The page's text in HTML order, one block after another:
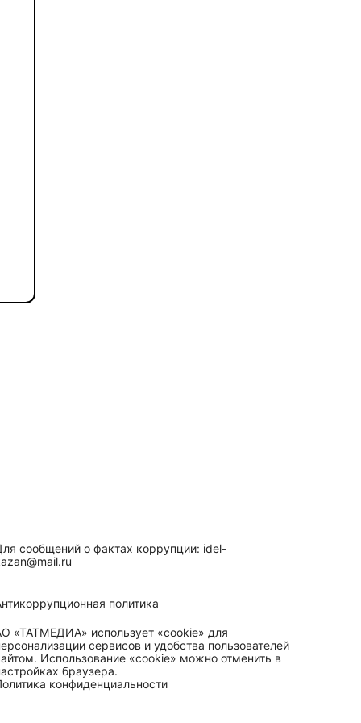
сообщений о фактах коррупции: idel-
политика
«ТАТМЕДИА» использует «cookie» для
сервисов и удобства пользователей
Использование «cookie» можно отменить в
браузера.
конфиденциальности